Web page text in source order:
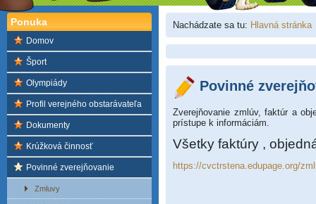
Ponuka
Domov
Šport
Olympiády
Profil verejného obstarávateľa
Dokumenty
Krúžková činnosť
Povinné zverejňovanie
Zmluvy
Nachádzate sa tu: Hlavná stránka
Povinné
Zverejňovanie zmlúv, faktúr a
prístupe k informáciám.
Všetky faktúry ,
https://cvctrstena.edupage.org/